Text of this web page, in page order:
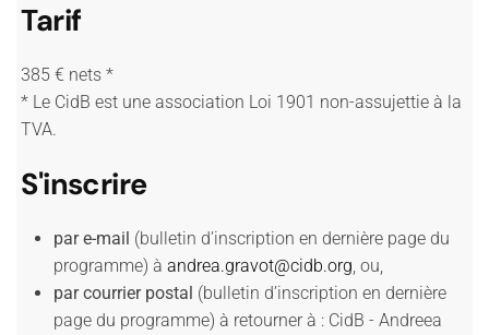
Tarif
385 € nets *
* Le CidB est une association Loi 1901 non-assujettie à la
TVA.
S'inscrire
par e-mail (bulletin d’inscription en dernière page du
programme) àandrea.gravot@cidb.org, ou,
par courrier postal (bulletin d’inscription en dernière
page du programme) à retourner à : CidB - Andreea